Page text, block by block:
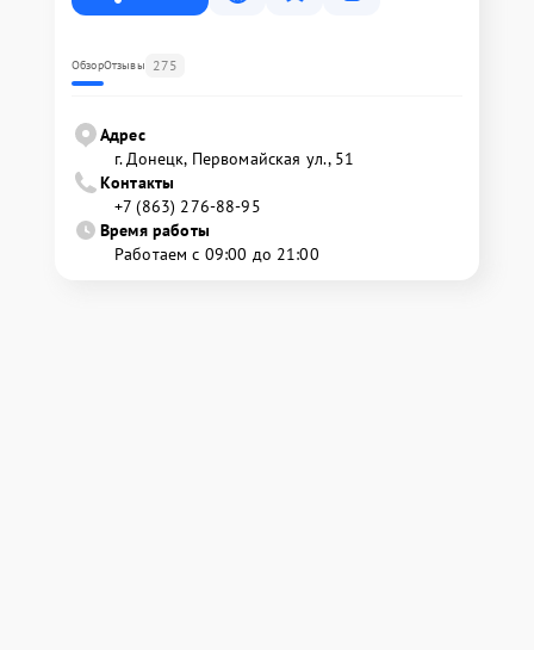
ОбзорОтзывы 275
Адрес
г. Донецк, Первомайская ул., 51
Контакты
+7 (863) 276-88-95
Время работы
Работаем с 09:00 до 21:00